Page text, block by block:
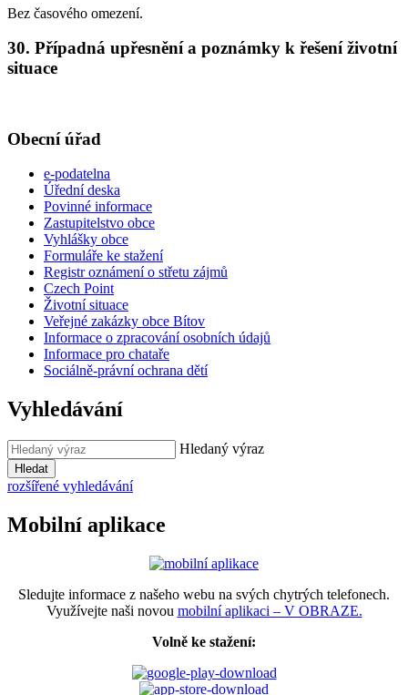
Bez časového omezení.
30. Případná upřesnění a poznámky k řešení životní
situace
Obecní úřad
e-podatelna
Úřední deska
Povinné informace
Zastupitelstvo obce
Vyhlášky obce
Formuláře ke stažení
Registr oznámení o střetu zájmů
Czech Point
Životní situace
Veřejné zakázky obce Bítov
Informace o zpracování osobních údajů
Informace pro chataře
Sociálně-právní ochrana dětí
Vyhledávání
Hledaný výraz
Hledat
rozšířené vyhledávání
Mobilní aplikace
Sledujte informace z našeho webu na svých chytrých telefonech.
Využívejte naši novou mobilní aplikaci – V OBRAZE.
Volně ke stažení: